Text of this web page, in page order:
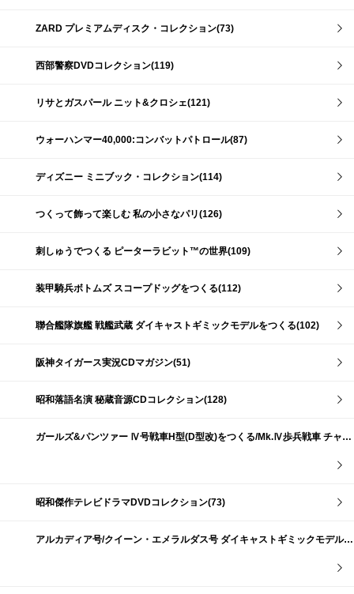
ZARD プレミアムディスク・コレクション(73)
西部警察DVDコレクション(119)
リサとガスパール ニット&クロシェ(121)
ウォーハンマー40,000:コンバットパトロール(87)
ディズニー ミニブック・コレクション(114)
つくって飾って楽しむ 私の小さなパリ(126)
刺しゅうでつくる ピーターラビット™の世界(109)
装甲騎兵ボトムズ スコープドッグをつくる(112)
聯合艦隊旗艦 戦艦武蔵 ダイキャストギミックモデルをつくる(102)
阪神タイガース実況CDマガジン(51)
昭和落語名演 秘蔵音源CDコレクション(128)
ガールズ&パンツァー Ⅳ号戦車H型(D型改)をつくる/Mk.Ⅳ歩兵戦車 チャーチルMk.Ⅶをつくる(191)
昭和傑作テレビドラマDVDコレクション(73)
アルカディア号/クイーン・エメラルダス号 ダイキャストギミックモデルをつくる(159)